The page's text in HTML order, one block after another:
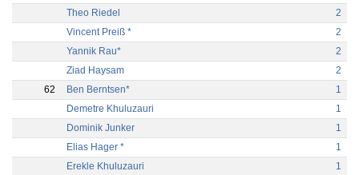
Theo Riedel
2
Vincent Preiß *
2
Yannik Rau*
2
Ziad Haysam
2
62
Ben Berntsen*
1
Demetre Khuluzauri
1
Dominik Junker
1
Elias Hager *
1
Erekle Khuluzauri
1